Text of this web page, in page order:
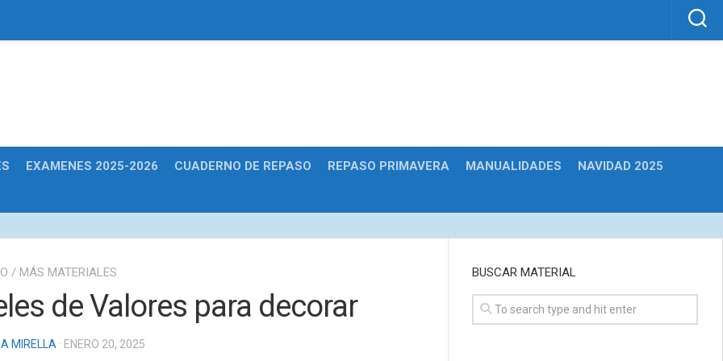
EXAMENES 2025-2026 CUADERNO DE REPASO REPASO PRIMAVERA MANUALIDADES
NAVIDAD 2025
/ MÁS MATERIALES
de Valores para decorar
MIRELLA · ENERO 20, 2025
BUSCAR MATERIAL